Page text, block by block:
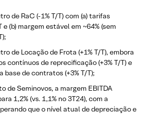
de RaC (-1% T/T) com (a) tarifas
e (b) margem estável em ~64% (sem
de Locação de Frota (+1% T/T), embora
contínuos de reprecificação (+3% T/T) e
base de contratos (+3% T/T);
de Seminovos, a margem EBITDA
1,2% (vs. 1,1% no 3T24), com a
que o nível atual de depreciação e